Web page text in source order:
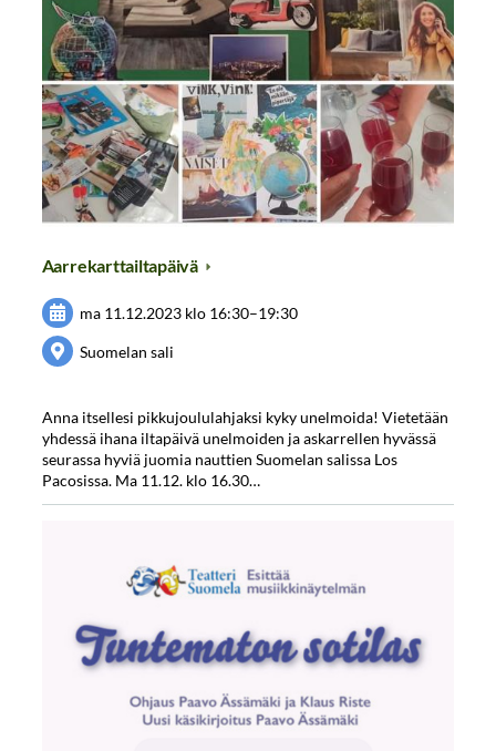
Aarrekarttailtapäivä
ma 11.12.2023 klo 16:30–19:30
Suomelan sali
Anna itsellesi pikkujoululahjaksi kyky unelmoida! Vietetään
yhdessä ihana iltapäivä unelmoiden ja askarrellen hyvässä
seurassa hyviä juomia nauttien Suomelan salissa Los
Pacosissa. Ma 11.12. klo 16.30…